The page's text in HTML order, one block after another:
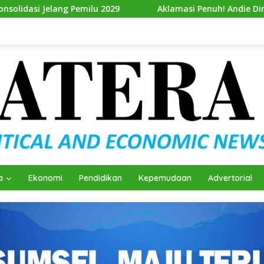
Aklamasi Penuh! Andie Dinialdie Resmi Nahkodai
Ekonomi Pendidikan Kepemudaan Advertorial